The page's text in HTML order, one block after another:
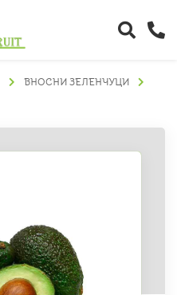
ВНОСНИ ЗЕЛЕНЧУЦИ